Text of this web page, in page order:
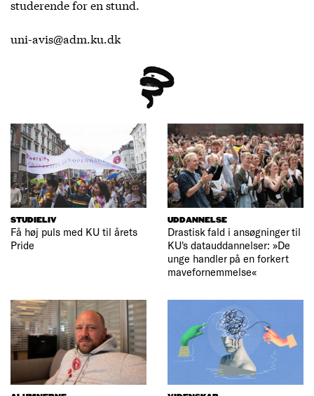
studerende for en stund.
uni-avis@adm.ku.dk
STUDIELIV
Få høj puls med KU til årets
Pride
UDDANNELSE
Drastisk fald i ansøgninger til
KU's datauddannelser: »De
unge handler på en forkert
mavefornemmelse«